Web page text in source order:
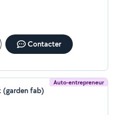
Contacter
Auto-entrepreneur
(garden fab)